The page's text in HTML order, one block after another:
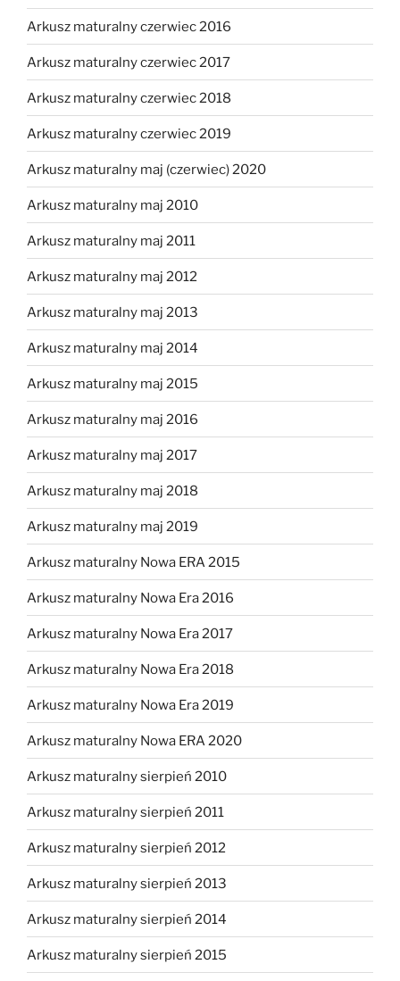
Arkusz maturalny czerwiec 2016
Arkusz maturalny czerwiec 2017
Arkusz maturalny czerwiec 2018
Arkusz maturalny czerwiec 2019
Arkusz maturalny maj (czerwiec) 2020
Arkusz maturalny maj 2010
Arkusz maturalny maj 2011
Arkusz maturalny maj 2012
Arkusz maturalny maj 2013
Arkusz maturalny maj 2014
Arkusz maturalny maj 2015
Arkusz maturalny maj 2016
Arkusz maturalny maj 2017
Arkusz maturalny maj 2018
Arkusz maturalny maj 2019
Arkusz maturalny Nowa ERA 2015
Arkusz maturalny Nowa Era 2016
Arkusz maturalny Nowa Era 2017
Arkusz maturalny Nowa Era 2018
Arkusz maturalny Nowa Era 2019
Arkusz maturalny Nowa ERA 2020
Arkusz maturalny sierpień 2010
Arkusz maturalny sierpień 2011
Arkusz maturalny sierpień 2012
Arkusz maturalny sierpień 2013
Arkusz maturalny sierpień 2014
Arkusz maturalny sierpień 2015